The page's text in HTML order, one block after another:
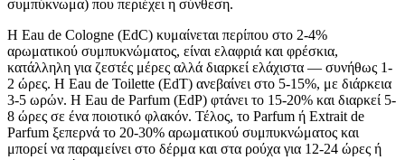
συμπύκνωμα) που περιέχει η σύνθεση.
Η Eau de Cologne (EdC) κυμαίνεται περίπου στο 2-4%
αρωματικού συμπυκνώματος, είναι ελαφριά και φρέσκια,
κατάλληλη για ζεστές μέρες αλλά διαρκεί ελάχιστα — συνήθως 1-
2 ώρες. Η Eau de Toilette (EdT) ανεβαίνει στο 5-15%, με διάρκεια
3-5 ωρών. Η Eau de Parfum (EdP) φτάνει το 15-20% και διαρκεί 5-
8 ώρες σε ένα ποιοτικό φλακόν. Τέλος, το Parfum ή Extrait de
Parfum ξεπερνά το 20-30% αρωματικού συμπυκνώματος και
μπορεί να παραμείνει στο δέρμα και στα ρούχα για 12-24 ώρες ή